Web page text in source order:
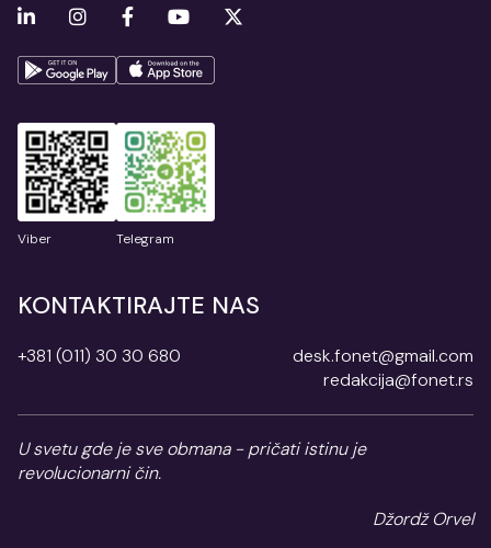
Viber Telegram
KONTAKTIRAJTE NAS
+381 (011) 30 30 680
desk.fonet@gmail.com
redakcija@fonet.rs
U svetu gde je sve obmana - pričati istinu je
revolucionarni čin.
Džordž Orvel